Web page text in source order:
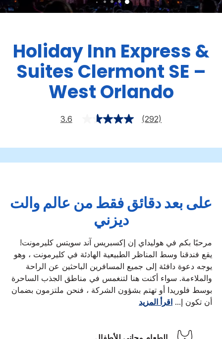
Holiday Inn Express &
Suites Clermont SE –
West Orlando
3.6 (292)
على بعد دقائق فقط من عالم والت
ديزني
مرحبًا بكم في هوليداي إن إكسبريس آند سويتس كليرمونت!
يقع فندقنا وسط المناظر الطبيعية الهادئة في كليرمونت ، وهو
يوجه دعوة دافئة إلى جميع المسافرين الباحثين عن الراحة
والملاءمة. سواء أكنت هنا لتنغمس في مناطق الجذب الساحرة
بوسط فلوريدا أو تهتم بشؤون الشركة ، فنحن ملتزمون بضمان
أن تكون إ... اقرأ المزيد